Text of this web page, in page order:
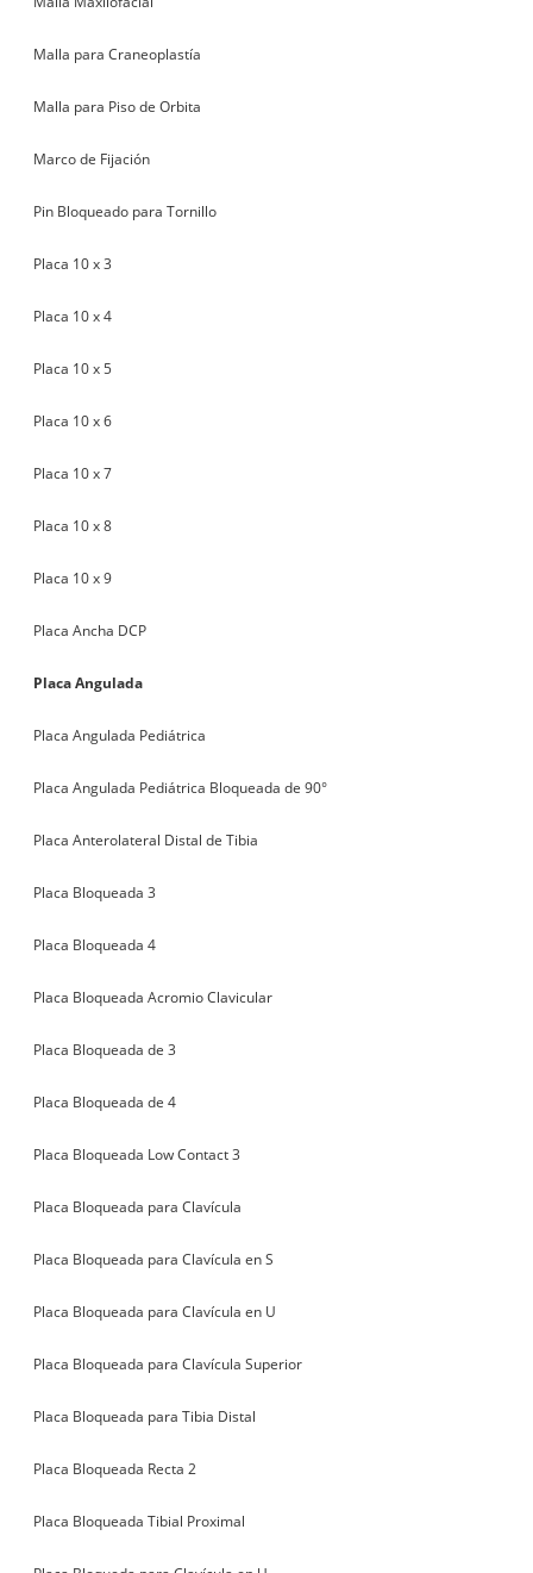
Malla para Craneoplastía
Malla para Piso de Orbita
Marco de Fijación
Pin Bloqueado para Tornillo
Placa 10 x 3
Placa 10 x 4
Placa 10 x 5
Placa 10 x 6
Placa 10 x 7
Placa 10 x 8
Placa 10 x 9
Placa Ancha DCP
Placa Angulada
Placa Angulada Pediátrica
Placa Angulada Pediátrica Bloqueada de 90°
Placa Anterolateral Distal de Tibia
Placa Bloqueada 3
Placa Bloqueada 4
Placa Bloqueada Acromio Clavicular
Placa Bloqueada de 3
Placa Bloqueada de 4
Placa Bloqueada Low Contact 3
Placa Bloqueada para Clavícula
Placa Bloqueada para Clavícula en S
Placa Bloqueada para Clavícula en U
Placa Bloqueada para Clavícula Superior
Placa Bloqueada para Tibia Distal
Placa Bloqueada Recta 2
Placa Bloqueada Tibial Proximal